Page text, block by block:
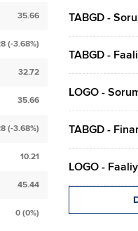
35.66
(-3.68%)
32.72
35.66
(-3.68%)
10.21
45.44
0 (0%)
TABGD -
TABGD -
LOGO -
TABGD -
LOGO -